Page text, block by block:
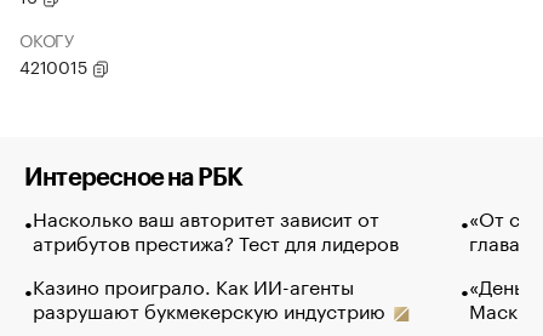
ОКОГУ
4210015
Интересное на РБК
Насколько ваш авторитет зависит от
атрибутов престижа? Тест для лидеров
Казино проиграло. Как ИИ-агенты
разрушают букмекерскую индустрию
«От
глава
Маск в